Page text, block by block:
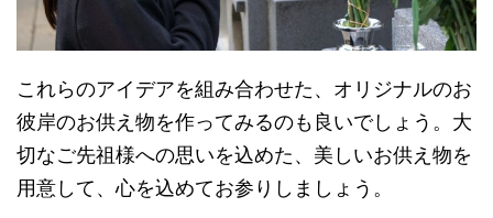
これらのアイデアを組み合わせた、オリジナルのお
彼岸のお供え物を作ってみるのも良いでしょう。大
切なご先祖様への思いを込めた、美しいお供え物を
用意して、心を込めてお参りしましょう。